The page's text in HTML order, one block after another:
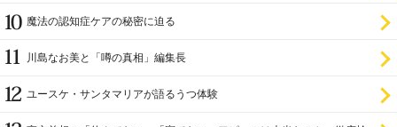
魔法の認知症ケアの秘密に迫る
川島なお美と「噂の真相」編集長
ユースケ・サンタマリアが語るうつ体験